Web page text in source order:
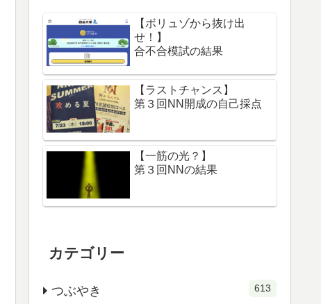
【ボリュゾから抜け出
せ！】
合不合模試の結果
【ラストチャンス】
第３回NN開成の自己採点
【一筋の光？】
第３回NNの結果
カテゴリー
つぶやき 613